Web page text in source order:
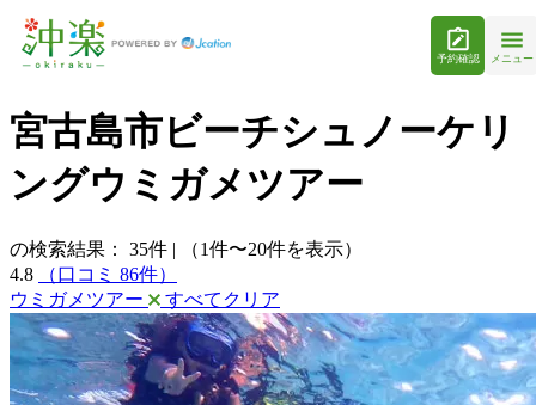
予約確認 メニュー
宮古島市ビーチシュノーケリ
ングウミガメツアー
の検索結果： 35件 |
（1件〜20件を表示）
4.8
（口コミ 86件）
ウミガメツアー
すべてクリア